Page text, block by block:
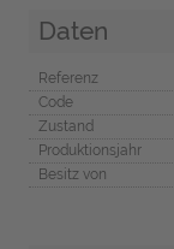
Daten
Referenz
Code
Zustand
Produktionsjahr
Besitz von